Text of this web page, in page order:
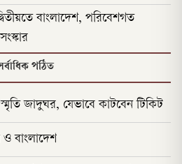
বাংলাদেশ, পরিবেশগত
পঠিত
জাদুঘর, যেভাবে কাটবেন টিকিট
ও বাংলাদেশ